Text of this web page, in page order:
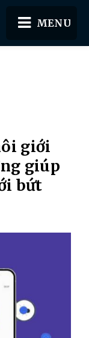
giới
giúp
bứt